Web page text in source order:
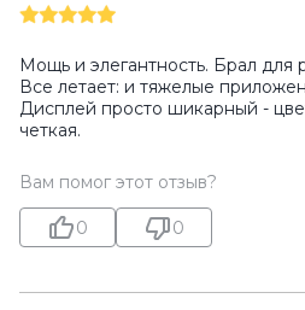
Мощь и элегантность. Брал для
Все летает: и тяжелые
Дисплей просто шикарный -
четкая.
Вам помог этот отзыв?
0 0